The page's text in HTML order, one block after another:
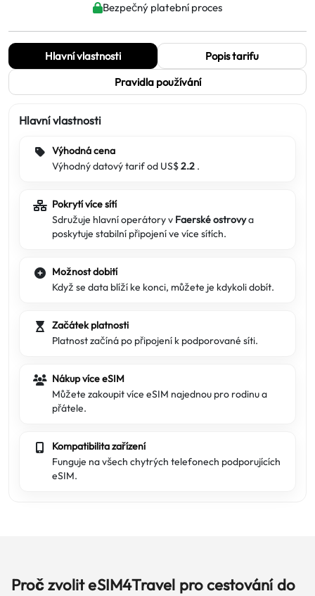
Bezpečný platební proces
Hlavní vlastnosti
Popis tarifu
Pravidla používání
Hlavní vlastnosti
Výhodná cena
Výhodný datový tarif od US$2.2 .
Pokrytí více sítí
Sdružuje hlavní operátory v Faerské ostrovya
poskytuje stabilní připojení ve více sítích.
Možnost dobití
Když se data blíží ke konci, můžete je kdykoli dobít.
Začátek platnosti
Platnost začíná po připojení k podporované síti.
Nákup více eSIM
Můžete zakoupit více eSIM najednou pro rodinu a
přátele.
Kompatibilita zařízení
Funguje na všech chytrých telefonech podporujících
eSIM.
Proč zvolit eSIM4Travel pro cestování do